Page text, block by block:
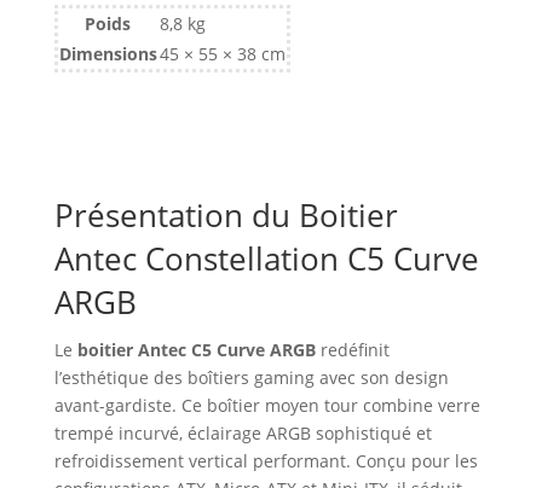
Poids
8,8 kg
Dimensions45 × 55 × 38 cm
Présentation du Boitier
Antec Constellation C5 Curve
ARGB
Le boitier Antec C5 Curve ARGBredéfinit
l’esthétique des boîtiers gaming avec son design
avant-gardiste. Ce boîtier moyen tour combine verre
trempé incurvé, éclairage ARGB sophistiqué et
refroidissement vertical performant. Conçu pour les